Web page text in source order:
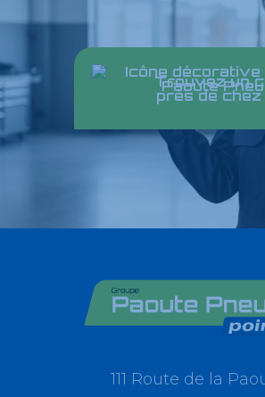
Trouvez un
près de
111 Route de la